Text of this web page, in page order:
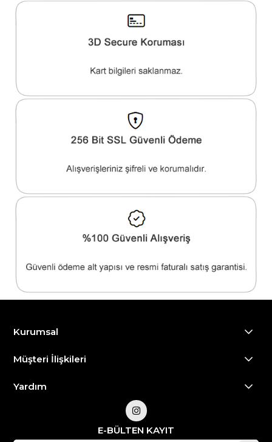
Kurumsal
Müşteri İlişkileri
Yardım
E-BÜLTEN KAYIT